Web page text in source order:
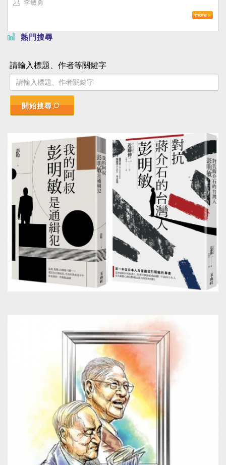
李敏勇
熱門搜尋
請輸入標題、作者等關鍵字
開始搜尋